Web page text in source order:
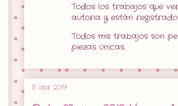
Todos los trabajos que
autoria y están
Todos mis trabajos son
piezas únicas.
5 abr 2019